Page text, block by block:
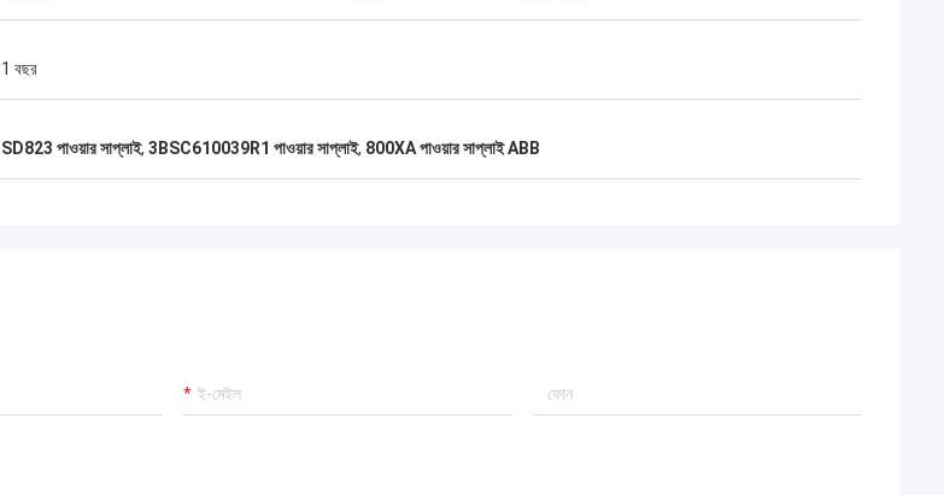
1 বছর
SD823 পাওয়ার সাপ্লাই, 3BSC610039R1 পাওয়ার সাপ্লাই, 800XA পাওয়ার সাপ্লাই ABB